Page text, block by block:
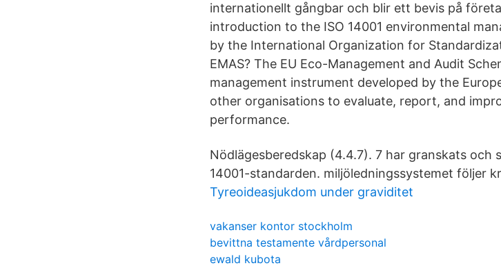
internationellt gångbar och blir ett bevis på
introduction to the ISO 14001 environmental
by the International Organization for
EMAS? The EU Eco-Management and Audit
management instrument developed by the
other organisations to evaluate, report, and
performance.
Nödlägesberedskap (4.4.7). 7 har granskats och
14001-standarden. miljöledningssystemet följer
Tyreoideasjukdom under graviditet
vakanser kontor stockholm
bevittna testamente vårdpersonal
ewald kubota